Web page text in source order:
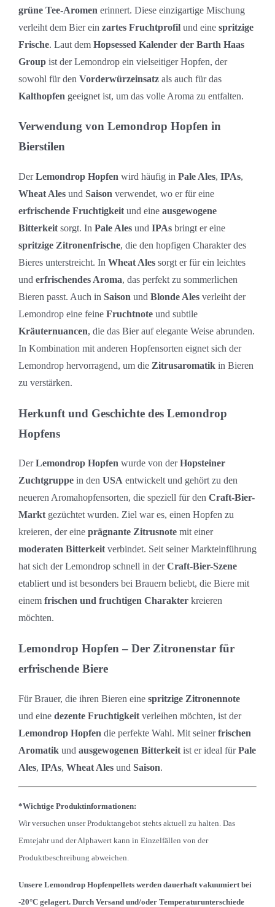
grüne Tee-Aromen erinnert. Diese einzigartige Mischung
verleiht dem Bier ein zartes Fruchtprofil und eine spritzige
Frische. Laut dem Hopsessed Kalender der Barth Haas
Group ist der Lemondrop ein vielseitiger Hopfen, der
sowohl für den Vorderwürzeinsatz als auch für das
Kalthopfen geeignet ist, um das volle Aroma zu entfalten.
Verwendung von Lemondrop Hopfen in
Bierstilen
DerLemondrop Hopfen wird häufig in Pale Ales, IPAs,
Wheat Ales und Saison verwendet, wo er für eine
erfrischende Fruchtigkeit und eine ausgewogene
Bitterkeit sorgt. In Pale Ales und IPAs bringt er eine
spritzige Zitronenfrische, die den hopfigen Charakter des
Bieres unterstreicht. In Wheat Ales sorgt er für ein leichtes
und erfrischendes Aroma, das perfekt zu sommerlichen
Bieren passt. Auch in Saison und Blonde Ales verleiht der
Lemondrop eine feine Fruchtnote und subtile
Kräuternuancen, die das Bier auf elegante Weise abrunden.
In Kombination mit anderen Hopfensorten eignet sich der
Lemondrop hervorragend, um die Zitrusaromatik in Bieren
zu verstärken.
Herkunft und Geschichte des Lemondrop
Hopfens
DerLemondrop Hopfen wurde von derHopsteiner
Zuchtgruppe in den USA entwickelt und gehört zu den
neueren Aromahopfensorten, die speziell für den Craft-Bier-
Marktgezüchtet wurden. Ziel war es, einen Hopfen zu
kreieren, der eine prägnante Zitrusnote mit einer
moderaten Bitterkeitverbindet. Seit seiner Markteinführung
hat sich der Lemondrop schnell in derCraft-Bier-Szene
etabliert und ist besonders bei Brauern beliebt, die Biere mit
einem frischen und fruchtigen Charakter kreieren
möchten.
Lemondrop Hopfen – Der Zitronenstar für
erfrischende Biere
Für Brauer, die ihren Bieren eine spritzige Zitronennote
und eine dezente Fruchtigkeit verleihen möchten, ist der
Lemondrop Hopfen die perfekte Wahl. Mit seinerfrischen
Aromatik und ausgewogenen Bitterkeit ist er ideal fürPale
Ales, IPAs, Wheat Ales und Saison.
*Wichtige Produktinformationen:
Wir versuchen unser Produktangebot stehts aktuell zu halten. Das
Erntejahr und der Alphawert kann in Einzelfällen von der
Produktbeschreibung abweichen.
Unsere Lemondrop Hopfenpellets werden dauerhaft vakuumiert bei
-20°C gelagert. Durch Versand und/oder Temperaturunterschiede